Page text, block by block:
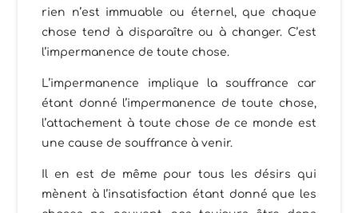
rien n’est immuable ou éternel, que chaque
chose tend à disparaître ou à changer. C’est
l’impermanence de toute chose.
L’impermanence implique la souffrance car
étant donné l’impermanence de toute chose,
l’attachement à toute chose de ce monde est
une cause de souffrance à venir.
Il en est de même pour tous les désirs qui
mènent à l’insatisfaction étant donné que les